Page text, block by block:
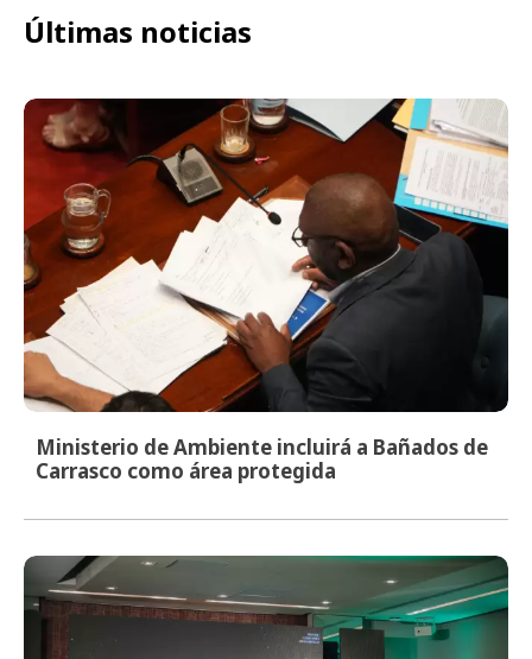
Últimas noticias
Ministerio de Ambiente incluirá a Bañados de
Carrasco como área protegida